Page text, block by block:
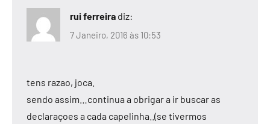
rui ferreira diz:
7 Janeiro, 2016 às 10:53
tens razao, joca.
sendo assim…continua a obrigar a ir buscar as
declaraçoes a cada capelinha..(se tivermos